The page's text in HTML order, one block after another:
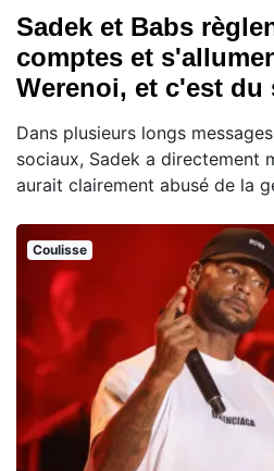
Sadek et Babs
comptes et
Werenoi, et c'est du
Dans plusieurs longs
sociaux, Sadek a directement
aurait clairement abusé de la
Coulisse